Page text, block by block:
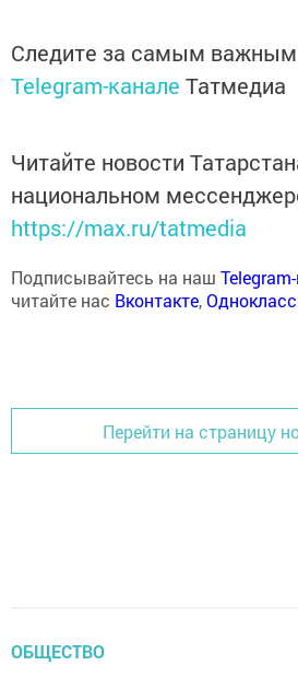
Следите за самым
Telegram-канале Татмедиа
Читайте новости
национальном
https://max.ru/tatmedia
Подписывайтесь на наш
читайте нас Вконтакте,
Перейти на страницу
ОБЩЕСТВО